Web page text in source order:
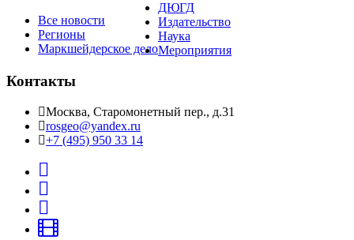
Все новости
Регионы
Маркшейдерское дело
ДЮГД
Издательство
Наука
Мероприятия
Контакты
Москва, Старомонетный пер., д.31
rosgeo@yandex.ru
+7 (495) 950 33 14